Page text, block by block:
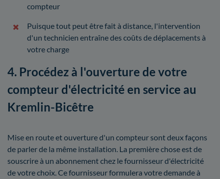
compteur
Puisque tout peut être fait à distance, l'intervention
d'un technicien entraîne des coûts de déplacements à
votre charge
4. Procédez à l'ouverture de votre
compteur d'électricité en service au
Kremlin-Bicêtre
Mise en route et ouverture d'un compteur sont deux façons
de parler de la même installation. La première chose est de
souscrire à un abonnement chez le fournisseur d'électricité
de votre choix. Ce fournisseur formulera votre demande à